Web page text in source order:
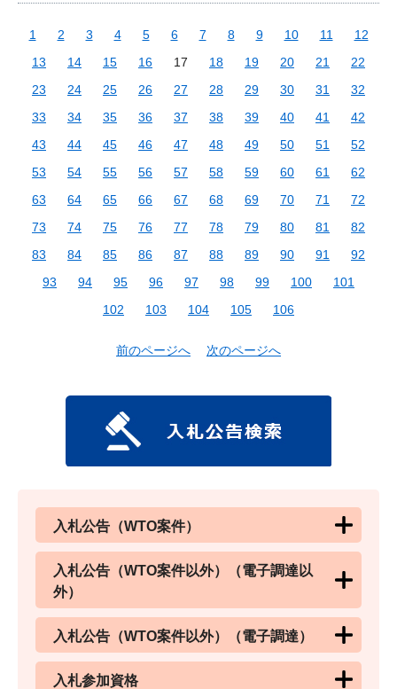
1 2 3 4 5 6 7 8 9 10 11
12
13
14 15 16 17 18 19 20 21
22
23
24 25 26 27 28 29 30 31
32
33
34 35 36 37 38 39 40 41
42
43
44 45 46 47 48 49 50 51
52
53
54 55 56 57 58 59 60 61
62
63
64 65 66 67 68 69 70 71
72
73
74 75 76 77 78 79 80 81
82
83
84 85 86 87 88 89 90 91
92
93
94 95 96 97 98 99 100
101
102
103 104 105 106
前のページへ 次のページへ
入札公告（WTO案件）
入札公告（WTO案件以外）（電子調達以
外）
入札公告（WTO案件以外）（電子調達）
入札参加資格